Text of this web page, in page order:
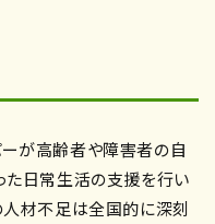
が高齢者や障害者の自
た日常生活の支援を行い
人材不足は全国的に深刻